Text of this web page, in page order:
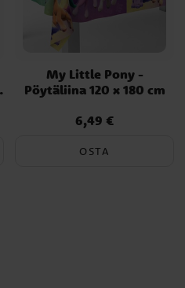
My Little Pony -
Pöytäliina 120 x 180 cm
Hinta:6,49 €
6,49 €
OSTA